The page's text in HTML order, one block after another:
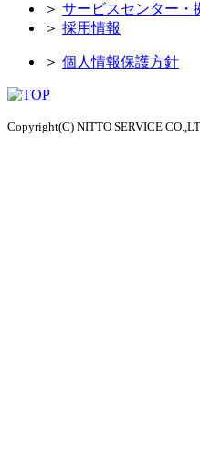
＞ サービスセンター・
＞ 採用情報
＞ 個人情報保護方針
Copyright(C) NITTO SERVICE